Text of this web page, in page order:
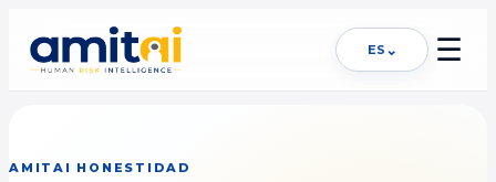
ES ⌄ ☰
AMITAI HONESTIDAD